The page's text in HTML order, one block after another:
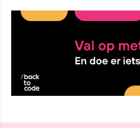
28 mrt 2024, 09:42
Delen